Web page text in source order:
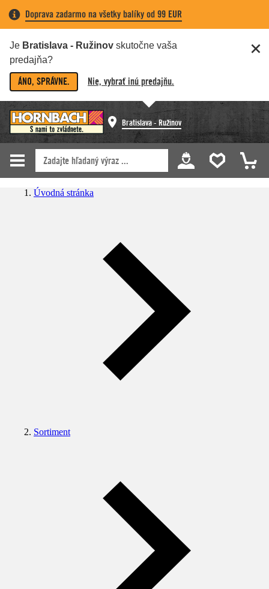
Doprava zadarmo na všetky balíky od 99 EUR
Je Bratislava - Ružinov skutočne vaša
predajňa?
ÁNO, SPRÁVNE. Nie, vybrať inú predajňu.
Bratislava - Ružinov
Úvodná stránka
Sortiment